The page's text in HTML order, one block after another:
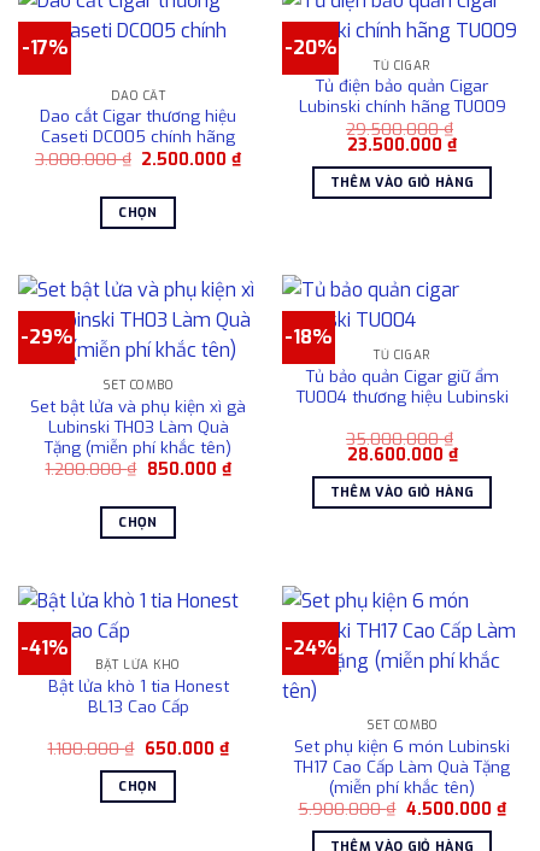
-17%
DAO CẮT
Dao cắt Cigar thương hiệu
Caseti DC005 chính hãng
3.000.000₫ Giá
3.000.000 ₫.
2.500.000₫Giá
hiện
CHỌN
này
có
nhiều
thể.
Các
tùy
chọn
thể
được
trên
phẩm
-20%
TỦ CIGAR
Tủ điện bảo quản Cigar
Lubinski chính hãng TU009
29.500.000₫
Giá
là:
29.500.000 ₫.
23.500.000 ₫Giá
hiện
tại
là:
THÊM VÀO GIỎ HÀNG
-29%
SET COMBO
Set bật lửa và phụ kiện xì gà
Lubinski TH03 Làm Quà
Tặng (miễn phí khắc tên)
1.200.000₫ Giá
1.200.000 ₫.
850.000 ₫Giá
hiện
CHỌN
này
biến
thể.
tùy
chọn
có
-18%
TỦ CIGAR
Tủ bảo quản Cigar giữ ẩm
TU004 thương hiệu Lubinski
35.000.000₫
Giá
là:
35.000.000 ₫.
28.600.000 ₫Giá
hiện
tại
là:
THÊM VÀO GIỎ HÀNG
-41%
BẬT LỬA KHÒ
Bật lửa khò 1 tia Honest
BL13 Cao Cấp
1.100.000₫ Giá
là:
1.100.000 ₫.
650.000 ₫Giá
650.000 ₫.
CHỌN
-24%
SET COMBO
Set phụ kiện 6 món Lubinski
TH17 Cao Cấp Làm Quà Tặng
(miễn phí khắc tên)
5.900.000₫ Giá
là:
4.500.000 ₫Giá
THÊM VÀO GIỎ HÀNG